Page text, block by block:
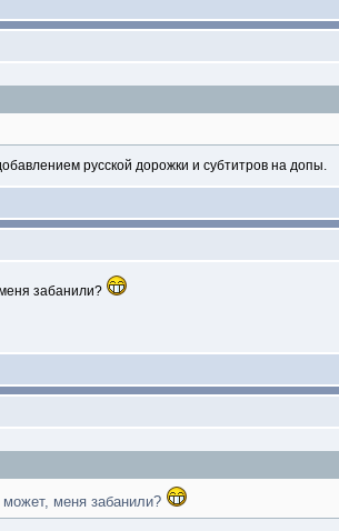
русской дорожки и субтитров на допы.
забанили?
меня забанили?